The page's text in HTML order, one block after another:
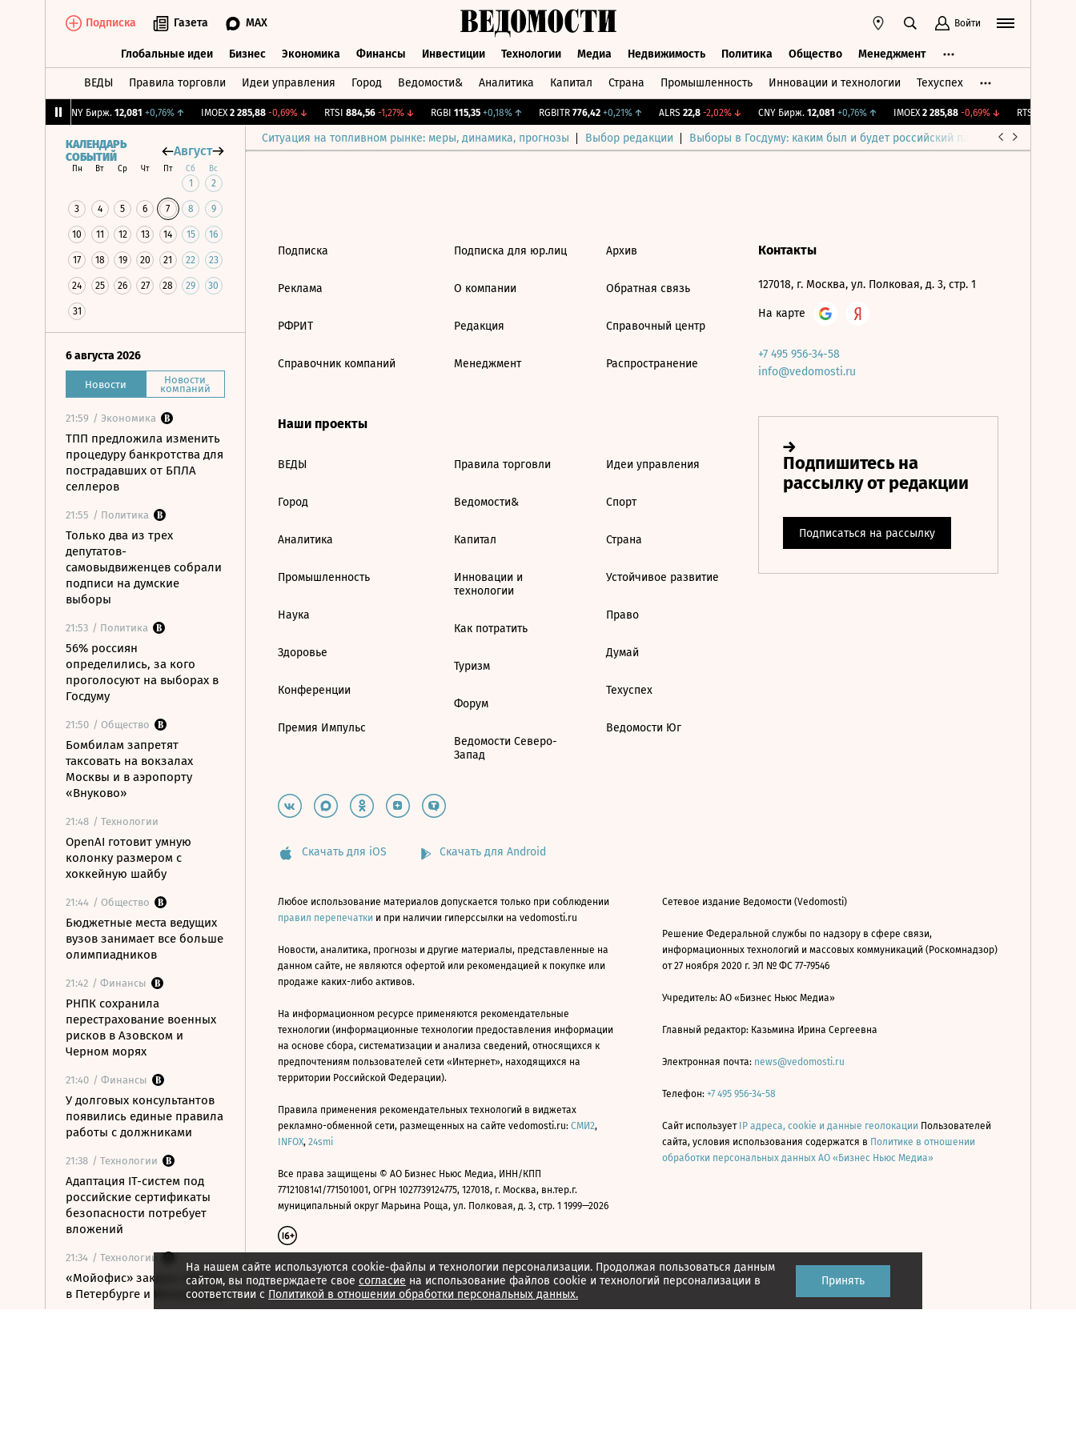
Подписка Газета MAX Войти
Глобальные идеи Бизнес Экономика Финансы Инвестиции Технологии Медиа Недвижимость Политика Общество Менеджмент
ВЕДЫ Правила торговли Идеи управления Город Ведомости& Аналитика Капитал Страна Промышленность Инновации и технологии Техуспех
CNY Бирж. 12,081 +0,76%↑ IMOEX 2 285,88 -0,69%↓ RTSI 884,56 -1,27%↓ RGBI 115,35 +0,18%↑ RGBITR 776,42 +0,21%↑ ALRS 22,8 -2,02%↓ CNY Бирж. 12,081 +0,76%↑ IMOEX 2 285,88 -0,69%↓ RTSI
Ситуация на топливном рынке: меры, динамика, прогнозы Выбор редакции Выборы в Госдуму: каким был и будет российский парламент
КАЛЕНДАРЬ
СОБЫТИЙ
Август
Пн Вт Ср Чт Пт Сб Вс
1 2
3 4 5 6 7 8 9
10 11 12 13 14 15 16
17 18 19 20 21 22 23
24 25 26 27 28 29 30
31
6 августа 2026
Новости Новости
компаний
21:59 / Экономика
ТПП предложила изменить
процедуру банкротства для
пострадавших от БПЛА
селлеров
21:55 / Политика
Только два из трех
депутатов-
самовыдвиженцев собрали
подписи на думские
выборы
21:53 / Политика
56% россиян
определились, за кого
проголосуют на выборах в
Госдуму
21:50 / Общество
Бомбилам запретят
таксовать на вокзалах
Москвы и в аэропорту
«Внуково»
21:48 / Технологии
OpenAI готовит умную
колонку размером с
хоккейную шайбу
21:44 / Общество
Бюджетные места ведущих
вузов занимает все больше
олимпиадников
21:42 / Финансы
РНПК сохранила
перестрахование военных
рисков в Азовском и
Черном морях
21:40 / Финансы
У долговых консультантов
появились единые правила
работы с должниками
21:38 / Технологии
Адаптация IT-систем под
российские сертификаты
безопасности потребует
вложений
21:34 / Технологии
«Мойофис» закрыл офисы
в Петербурге и Иннополисе
На нашем сайте используются cookie-файлы и технологии персонализации. Продолжая пользоваться данным
сайтом, вы подтверждаете свое согласие на использование файлов cookie и технологий персонализации в
соответствии с Политикой в отношении обработки персональных данных.
Принять
Подписка
Реклама
РФРИТ
Справочник компаний
Подписка для юр.лиц
О компании
Редакция
Менеджмент
Архив
Обратная связь
Справочный центр
Распространение
Наши проекты
ВЕДЫ
Город
Аналитика
Промышленность
Наука
Здоровье
Конференции
Премия Импульс
Правила торговли
Ведомости&
Капитал
Инновации и
технологии
Как потратить
Туризм
Форум
Ведомости Северо-
Запад
Идеи управления
Спорт
Страна
Устойчивое развитие
Право
Думай
Техуспех
Ведомости Юг
Контакты
127018, г. Москва, ул. Полковая, д. 3, стр. 1
На карте
+7 495 956-34-58
info@vedomosti.ru
Скачать для iOS Скачать для Android
Любое использование материалов допускается только при соблюдении
правил перепечатки и при наличии гиперссылки на vedomosti.ru
Новости, аналитика, прогнозы и другие материалы, представленные на
данном сайте, не являются офертой или рекомендацией к покупке или
продаже каких-либо активов.
На информационном ресурсе применяются рекомендательные
технологии (информационные технологии предоставления информации
на основе сбора, систематизации и анализа сведений, относящихся к
предпочтениям пользователей сети «Интернет», находящихся на
территории Российской Федерации).
Правила применения рекомендательных технологий в виджетах
рекламно-обменной сети, размещенных на сайте vedomosti.ru: СМИ2,
INFOX, 24smi
Все права защищены © АО Бизнес Ньюс Медиа, ИНН/КПП
7712108141/771501001, ОГРН 1027739124775, 127018, г. Москва, вн.тер.г.
муниципальный округ Марьина Роща, ул. Полковая, д. 3, стр. 1 1999—2026
Сетевое издание Ведомости (Vedomosti)
Решение Федеральной службы по надзору в сфере связи,
информационных технологий и массовых коммуникаций (Роскомнадзор)
от 27 ноября 2020 г. ЭЛ № ФС 77-79546
Учредитель: АО «Бизнес Ньюс Медиа»
Главный редактор: Казьмина Ирина Сергеевна
Электронная почта: news@vedomosti.ru
Телефон: +7 495 956-34-58
Сайт использует IP адреса, cookie и данные геолокации Пользователей
сайта, условия использования содержатся в Политике в отношении
обработки персональных данных АО «Бизнес Ньюс Медиа»